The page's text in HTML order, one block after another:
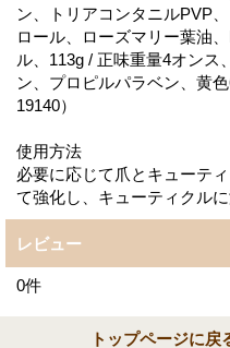
ン、トリアコンタニルPVP
ロール、ローズマリー葉油
ル、113g / 正味重量4オン
ン、プロピルパラベン、黄
19140）
使用方法
必要に応じて爪とキューテ
て強化し、キューティクルに
レビュー
0件
トップページに戻